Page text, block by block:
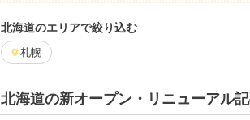
北海道のエリアで絞り込む
札幌
北海道の新オープン・リニューアル